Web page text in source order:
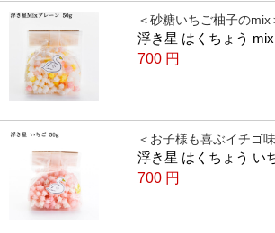
＜砂糖いちご柚子のmix
浮き星 はくちょう
700 円
＜お子様も喜ぶイチゴ
浮き星 はくちょう い
700 円